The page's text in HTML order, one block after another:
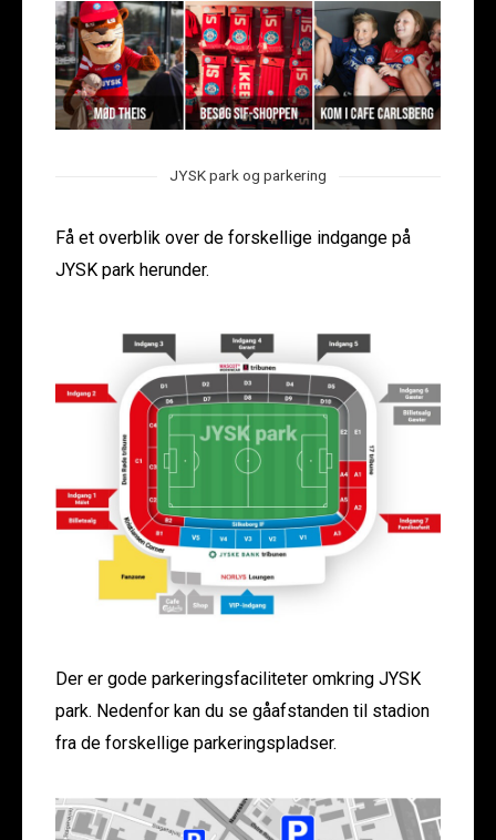
JYSK park og parkering
Få et overblik over de forskellige indgange på
JYSK park herunder.
Der er gode parkeringsfaciliteter omkring JYSK
park. Nedenfor kan du se gåafstanden til stadion
fra de forskellige parkeringspladser.